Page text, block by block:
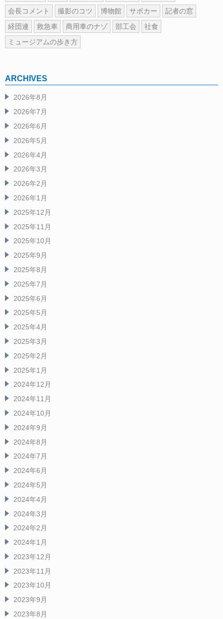
会長コメント
撮影のコツ 博物館 サポカー
記者の窓
経団連
救急車 商用車のナゾ 部工会
社食
ミュージアムの歩き方
ARCHIVES
2026年8月
2026年7月
2026年6月
2026年5月
2026年4月
2026年3月
2026年2月
2026年1月
2025年12月
2025年11月
2025年10月
2025年9月
2025年8月
2025年7月
2025年6月
2025年5月
2025年4月
2025年3月
2025年2月
2025年1月
2024年12月
2024年11月
2024年10月
2024年9月
2024年8月
2024年7月
2024年6月
2024年5月
2024年4月
2024年3月
2024年2月
2024年1月
2023年12月
2023年11月
2023年10月
2023年9月
2023年8月